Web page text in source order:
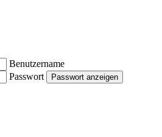
Benutzername
Passwort
Passwort anzeigen